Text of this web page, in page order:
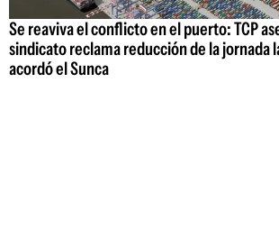
Se reaviva el conflicto en el puerto: TCP
sindicato reclama reducción de la jornada
acordó el Sunca